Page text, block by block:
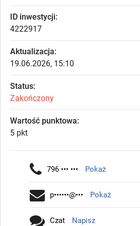
ID inwestycji:
4222917
Aktualizacja:
19.06.2026, 15:10
Status:
Zakończony
Wartość punktowa:
5 pkt
796 ••• ••• Pokaż
p••••••@••• Pokaż
Czat Napisz